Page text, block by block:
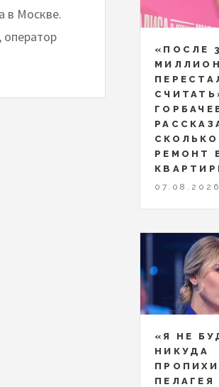
в Москве.
«ПОСЛЕ
РЕМОНТ
07.08.2026
«Я НЕ
НИКУДА
ПЕЛАГЕЯ